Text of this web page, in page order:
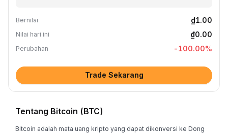
Bernilai ₫1.00
Nilai hari ini ₫0.00
Perubahan -100.00%
Trade Sekarang
Tentang Bitcoin (BTC)
Bitcoin adalah mata uang kripto yang dapat dikonversi ke Dong